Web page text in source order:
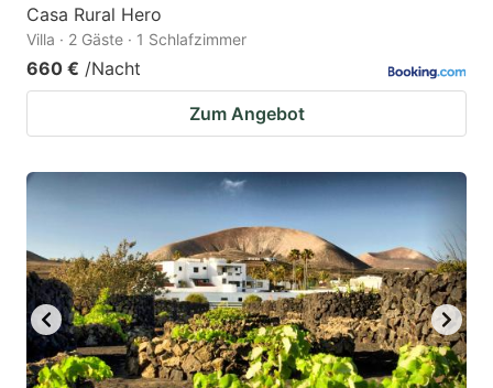
Casa Rural Hero
Villa · 2 Gäste · 1 Schlafzimmer
660 € /Nacht
Zum Angebot